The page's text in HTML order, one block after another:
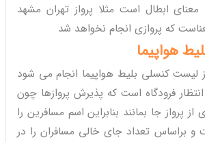
ابطال است مثلا پرواز تهران مشهد
که پروازی انجام نخواهد شد
هواپیما
لیست کنسلی بلیط هواپیما انجام می شود
فرودگاه است که پذیرش پروازها چون
پرواز جا بمانند بنابراین اسم مسافرین را
براساس تعداد جای خالی مسافران را در